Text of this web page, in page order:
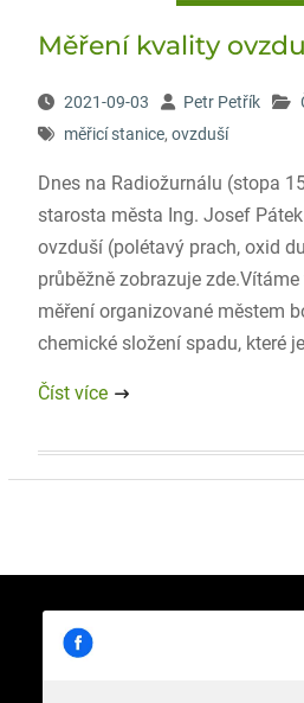
Měření kvality
2021-09-03 Petr Petřík
měřicí stanice, ovzduší
Dnes na Radiožurnálu (stopa
starosta města Ing. Josef
ovzduší (polétavý prach, oxid
průběžně zobrazuje
měření organizované městem
chemické složení spadu, které
Číst více